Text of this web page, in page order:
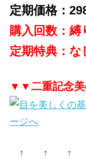
定期価格：
購入回数：縛
定期特典：な
▼▼二重記念
↑ ↑ ↑